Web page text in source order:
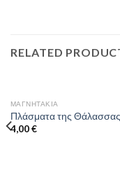
RELATED
ΜΑΓΝΗΤΆΚΙΑ
Πλάσματα της Θάλασσας
4,00€